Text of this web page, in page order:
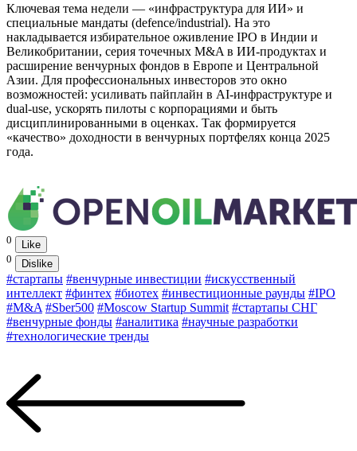
Ключевая тема недели — «инфраструктура для ИИ» и
специальные мандаты (defence/industrial). На это
накладывается избирательное оживление IPO в Индии и
Великобритании, серия точечных M&A в ИИ-продуктах и
расширение венчурных фондов в Европе и Центральной
Азии. Для профессиональных инвесторов это окно
возможностей: усиливать пайплайн в AI-инфраструктуре и
dual-use, ускорять пилоты с корпорациями и быть
дисциплинированными в оценках. Так формируется
«качество» доходности в венчурных портфелях конца 2025
года.
0
Like
0
Dislike
#стартапы #венчурные инвестиции #искусственный
интеллект #финтех #биотех #инвестиционные раунды #IPO
#M&A #Sber500 #Moscow Startup Summit #стартапы СНГ
#венчурные фонды #аналитика #научные разработки
#технологические тренды